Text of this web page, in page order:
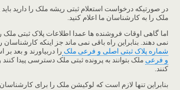
در صورتیکه درخواست استعلام ثبتی ریشه ملک را دارید
ملک را به کارشناسان ما اعلام کنید.
اما گاهی اوقات فروشنده ها عمدا اطلاعات پلاک ثبتی ملک
نمی دهند. بنابراین راه باقی نمی ماند جز اینکه
شماره پلاک ثبتی اصلی و فرعی ملک را دربیاورند و بعد
و فرعی ملک بتوانند به پرونده ثبتی ملک دسترسی پیدا
کنند.
بنابراین تنها لازم است که لوکیشن ملک را برای